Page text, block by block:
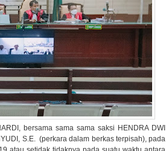
bersama sama sama saksi HENDRA DWI
S.E. (perkara dalam berkas terpisah), pada